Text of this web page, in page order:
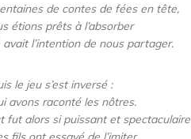
de contes de fées en tête,
étions prêts à l’absorber
avait l’intention de nous partager.
le jeu s’est inversé :
avons raconté les nôtres.
fut alors si puissant et spectaculaire